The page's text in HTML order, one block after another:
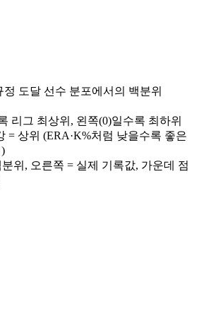
도달 선수 분포에서의 백분위
리그 최상위, 왼쪽(0)일수록 최하위
= 상위 (ERA·K%처럼 낮을수록 좋은
위, 오른쪽 = 실제 기록값, 가운데 점